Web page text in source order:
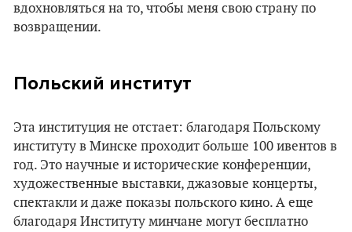
вдохновляться на то, чтобы меня свою страну по
возвращении.
Польский институт
Эта институция не отстает: благодаря Польскому
институту в Минске проходит больше 100 ивентов в
год. Это научные и исторические конференции,
художественные выставки, джазовые концерты,
спектакли и даже показы польского кино. А еще
благодаря Институту минчане могут бесплатно